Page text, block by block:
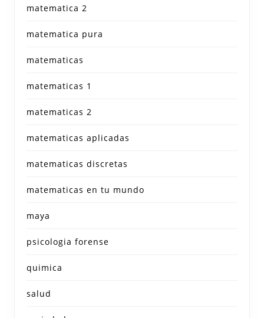
matematica 2
matematica pura
matematicas
matematicas 1
matematicas 2
matematicas aplicadas
matematicas discretas
matematicas en tu mundo
maya
psicologia forense
quimica
salud